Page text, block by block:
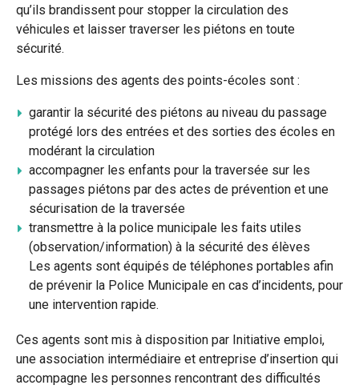
qu’ils brandissent pour stopper la circulation des
véhicules et laisser traverser les piétons en toute
sécurité.
Les missions des agents des points-écoles sont :
garantir la sécurité des piétons au niveau du passage
protégé lors des entrées et des sorties des écoles en
modérant la circulation
accompagner les enfants pour la traversée sur les
passages piétons par des actes de prévention et une
sécurisation de la traversée
transmettre à la police municipale les faits utiles
(observation/information) à la sécurité des élèves
Les agents sont équipés de téléphones portables afin
de prévenir la Police Municipale en cas d’incidents, pour
une intervention rapide.
Ces agents sont mis à disposition par Initiative emploi,
une association intermédiaire et entreprise d’insertion qui
accompagne les personnes rencontrant des difficultés